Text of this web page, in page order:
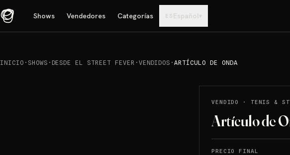
Shows Vendedores Categorías ES Español▾
INICIO · SHOWS · DESDE EL STREET FEVER · VENDIDOS ·ARTÍCULO DE ONDA
VENDIDO · TENIS &
Artículo de
PRECIO FINAL